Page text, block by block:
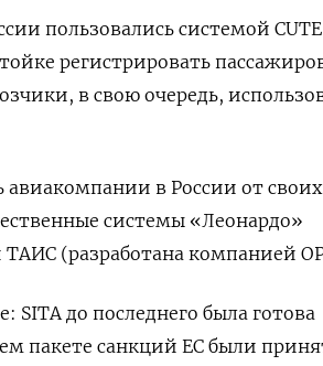
пользовались системой CUTE
регистрировать
в свою очередь,
авиакомпании в России от своих
системы «Леонардо»
(разработана компанией
SITA до последнего была готова
пакете санкций ЕС были